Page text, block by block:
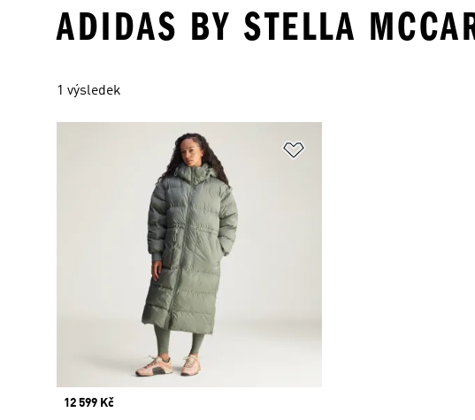
ADIDAS BY STELLA
1 výsledek
Price
12 599 Kč